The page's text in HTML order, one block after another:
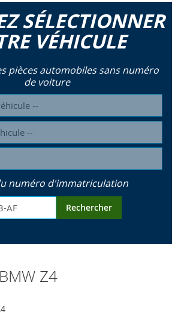
SÉLECTIONNER
VÉHICULE
pièces automobiles sans numéro
de voiture
numéro d'immatriculation
Rechercher
Z4